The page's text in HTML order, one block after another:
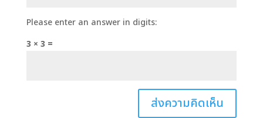
Please enter an answer in digits:
3 × 3 =